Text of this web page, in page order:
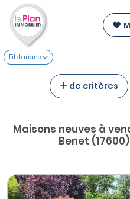
Fil d'ariane
de critères
Maisons neuves à
Benet